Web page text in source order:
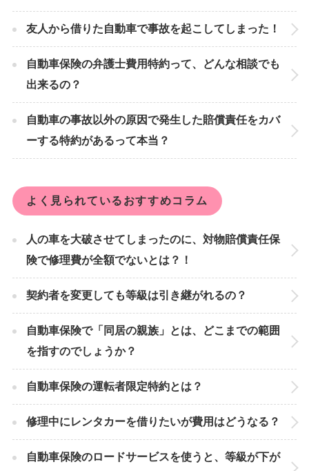
友人から借りた自動車で事故を起こしてしまった！
自動車保険の弁護士費用特約って、どんな相談でも
出来るの？
自動車の事故以外の原因で発生した賠償責任をカバ
ーする特約があるって本当？
よく見られているおすすめコラム
人の車を大破させてしまったのに、対物賠償責任保
険で修理費が全額でないとは？！
契約者を変更しても等級は引き継がれるの？
自動車保険で「同居の親族」とは、どこまでの範囲
を指すのでしょうか？
自動車保険の運転者限定特約とは？
修理中にレンタカーを借りたいが費用はどうなる？
自動車保険のロードサービスを使うと、等級が下が